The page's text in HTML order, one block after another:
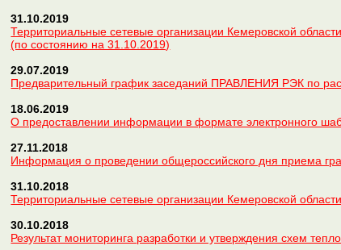
31.10.2019
Территориальные сетевые организации Кемеровской
(по состоянию на 31.10.2019)
29.07.2019
Предварительный график заседаний ПРАВЛЕНИЯ РЭК по
18.06.2019
О предоставлении информации в формате электронного
27.11.2018
Информация о проведении общероссийского дня приема
31.10.2018
Территориальные сетевые организации Кемеровской
30.10.2018
Результат мониторинга разработки и утверждения схем